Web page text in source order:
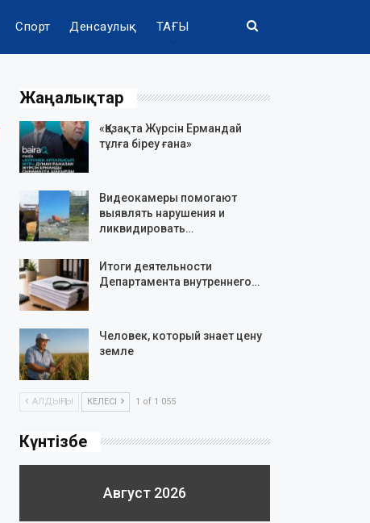
Спорт Денсаулық ТАҒЫ
Жаңалықтар
«Қазақта Жүрсін Ермандай
тұлға біреу ғана»
Видеокамеры помогают
выявлять нарушения и
ликвидировать…
Итоги деятельности
Департамента внутреннего…
Человек, который знает цену
земле
АЛДЫҢҒЫ КЕЛЕСІ 1 of 1 055
Күнтізбе
Август 2026